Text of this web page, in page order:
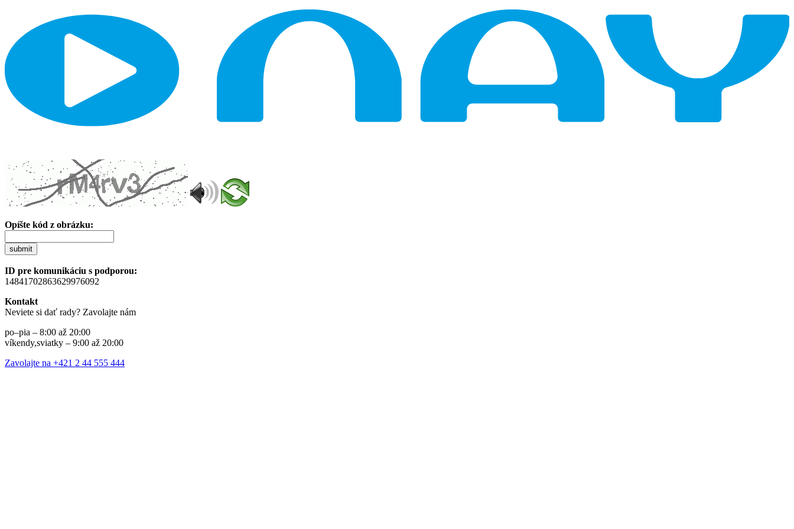
Opíšte kód z obrázku:
submit
ID pre komunikáciu s podporou:
14841702863629976092
Kontakt
Neviete si dať rady? Zavolajte nám
po–pia – 8:00 až 20:00
víkendy,sviatky – 9:00 až 20:00
Zavolajte na +421 2 44 555 444